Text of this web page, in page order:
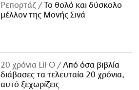
Ρεπορτάζ
Το θολό και δύσκολο
μέλλον της Μονής Σινά
20 χρόνια LiFO
Από όσα βιβλία
διάβασες τα τελευταία 20 χρόνια,
αυτό ξεχωρίζεις